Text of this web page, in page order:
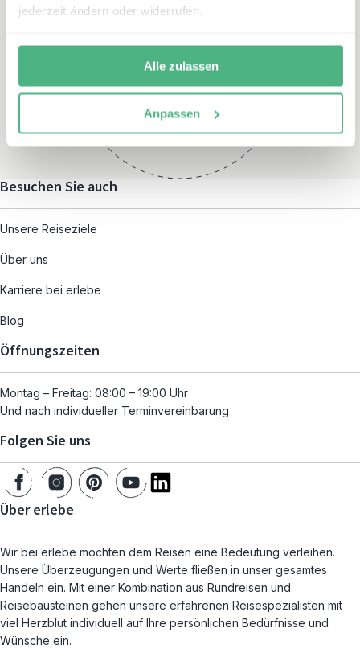
jederzeit ändern oder widerrufen.
Alle zulassen
Anpassen
Montag – Freitag:
und nach individueller
Terminvereinbarung
Besuchen Sie auch
Unsere Reiseziele
Über uns
Karriere bei erlebe
Blog
Öffnungszeiten
Montag – Freitag: 08:00 – 19:00 Uhr
Und nach individueller Terminvereinbarung
Folgen Sie uns
Über erlebe
Wir bei erlebe möchten dem Reisen eine Bedeutung verleihen.
Unsere Überzeugungen und Werte fließen in unser gesamtes
Handeln ein. Mit einer Kombination aus Rundreisen und
Reisebausteinen gehen unsere erfahrenen Reisespezialisten mit
viel Herzblut individuell auf Ihre persönlichen Bedürfnisse und
Wünsche ein.